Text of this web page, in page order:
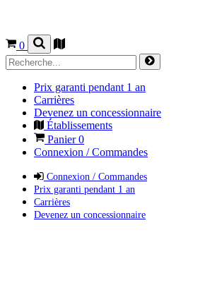
0
Prix garanti pendant 1 an
Carrières
Devenez un concessionnaire
Établissements
Panier0
Connexion / Commandes
Connexion / Commandes
Prix garanti pendant 1 an
Carrières
Devenez un concessionnaire